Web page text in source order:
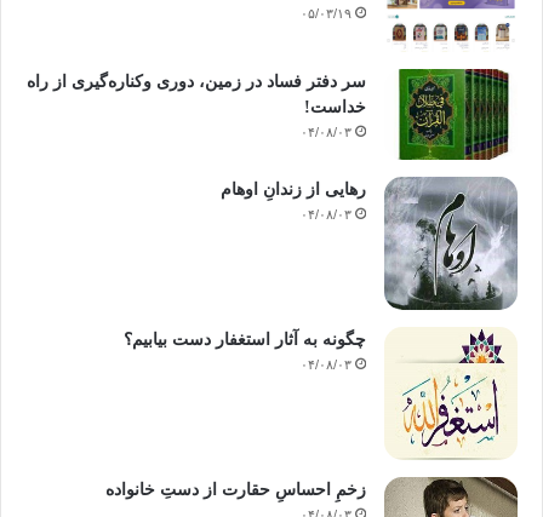
۰۵/۰۳/۱۹
سر دفتر فساد در زمین‌، دوری وکناره‌گیری از راه
خداست‌!
۰۴/۰۸/۰۳
رهایی از زندانِ اوهام
۰۴/۰۸/۰۳
چگونه به آثار استغفار دست بیابیم؟
۰۴/۰۸/۰۳
زخمِ احساسِ حقارت از دستِ خانواده
۰۴/۰۸/۰۳